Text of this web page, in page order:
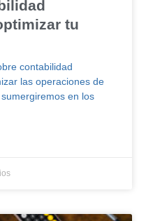
tu
contabilidad
las operaciones de
en los